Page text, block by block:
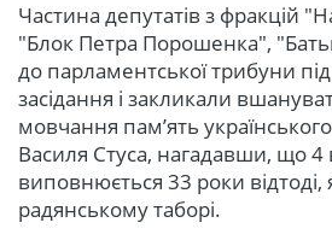
Частина депутатів з фракцій
"Блок Петра Порошенка",
до парламентської трибуни
засідання і закликали
мовчання пам’ять
Василя Стуса, нагадавши, що 4
виповнюється 33 роки відтоді,
радянському таборі.